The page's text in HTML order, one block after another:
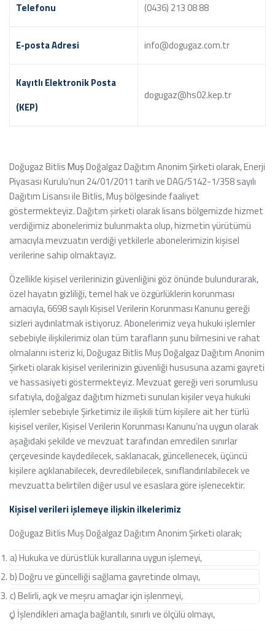
Telefonu (0436) 213 08 88
E-posta Adresi info@dogugaz.com.tr
Kayıtlı Elektronik Posta
(KEP)
dogugaz@hs02.kep.tr
Doğugaz BitlisMuşDoğalgaz Dağıtım Anonim Şirketi olarak, Enerji
Piyasası Kurulu’nun 24/01/2011 tarih ve DAG/5142-1/358 sayılı
Dağıtım Lisansı ile Bitlis, Muş bölgesinde faaliyet
göstermekteyiz. Dağıtım şirketi olarak lisans bölgemizde hizmet
verdiğimiz abonelerimiz bulunmakta olup, hizmetin yürütümü
amacıyla mevzuatın verdiği yetkilerle abonelerimizin kişisel
verilerine sahip olmaktayız.
Özellikle kişisel verilerinizin güvenliğini göz önünde bulundurarak,
özel hayatın gizliliği, temel hak ve özgürlüklerin korunması
amacıyla, 6698 sayılı Kişisel Verilerin Korunması Kanunu gereği
sizleri aydınlatmak istiyoruz. Abonelerimiz veya hukuki işlemler
sebebiyle ilişkilerimiz olan tüm tarafların şunu bilmesini ve rahat
olmalarını isteriz ki, Doğugaz Bitlis Muş Doğalgaz Dağıtım Anonim
Şirketi olarak kişisel verilerinizin güvenliği hususuna azami gayreti
ve hassasiyeti göstermekteyiz. Mevzuat gereği veri sorumlusu
sıfatıyla, doğalgaz dağıtım hizmeti sunulan kişiler veya hukuki
işlemler sebebiyle Şirketimiz ile ilişkili tüm kişilere ait her türlü
kişisel veriler, Kişisel Verilerin Korunması Kanunu’na uygun olarak
aşağıdaki şekilde ve mevzuat tarafından emredilen sınırlar
çerçevesinde kaydedilecek, saklanacak, güncellenecek, üçüncü
kişilere açıklanabilecek, devredilebilecek, sınıflandırılabilecek ve
mevzuatta belirtilen diğer usul ve esaslara göre işlenecektir.
Kişisel verileri işlemeye ilişkin ilkelerimiz
Doğugaz Bitlis Muş Doğalgaz Dağıtım Anonim Şirketi olarak;
a) Hukuka ve dürüstlük kurallarına uygun işlemeyi,
b) Doğru ve güncelliği sağlama gayretinde olmayı,
c) Belirli, açık ve meşru amaçlar için işlenmeyi,
ç) İşlendikleri amaçla bağlantılı, sınırlı ve ölçülü olmayı,